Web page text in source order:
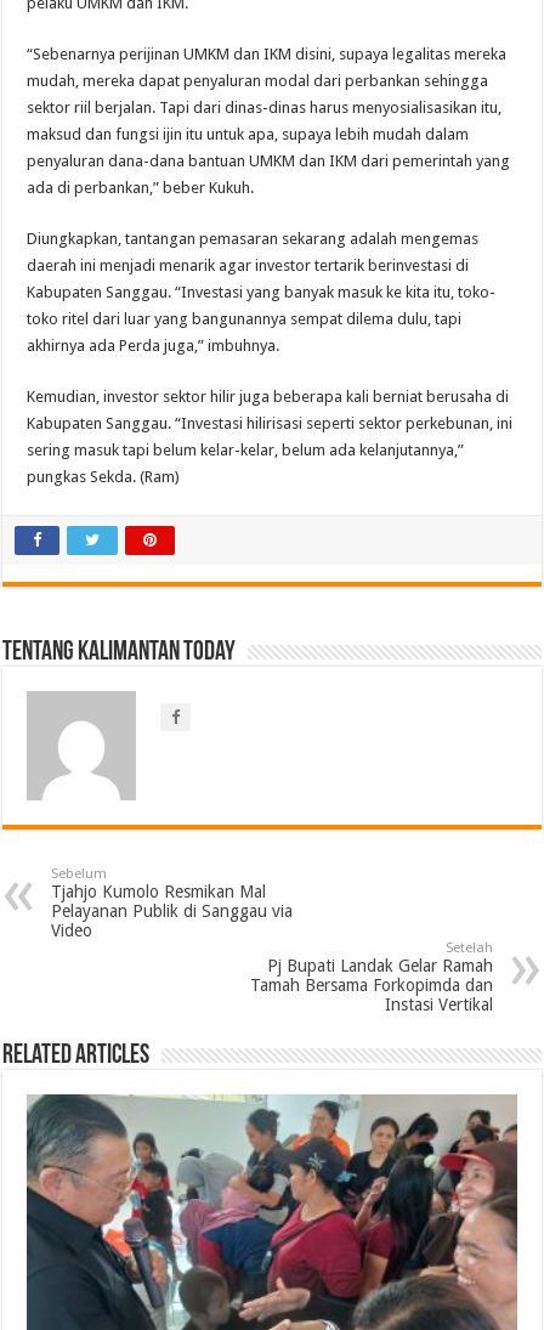
“Sebenarnya perijinan UMKM dan IKM disini, supaya legalitas mereka
mudah, mereka dapat penyaluran modal dari perbankan sehingga
sektor riil berjalan. Tapi dari dinas-dinas harus menyosialisasikan itu,
maksud dan fungsi ijin itu untuk apa, supaya lebih mudah dalam
penyaluran dana-dana bantuan UMKM dan IKM dari pemerintah yang
ada di perbankan,” beber Kukuh.
Diungkapkan, tantangan pemasaran sekarang adalah mengemas
daerah ini menjadi menarik agar investor tertarik berinvestasi di
Kabupaten Sanggau. “Investasi yang banyak masuk ke kita itu, toko-
toko ritel dari luar yang bangunannya sempat dilema dulu, tapi
akhirnya ada Perda juga,” imbuhnya.
Kemudian, investor sektor hilir juga beberapa kali berniat berusaha di
Kabupaten Sanggau. “Investasi hilirisasi seperti sektor perkebunan, ini
sering masuk tapi belum kelar-kelar, belum ada kelanjutannya,”
pungkas Sekda. (Ram)
Tentang Kalimantan Today
Sebelum
Tjahjo Kumolo Resmikan Mal
Pelayanan Publik di Sanggau via
Video
Setelah
Pj Bupati Landak Gelar Ramah
Tamah Bersama Forkopimda dan
Instasi Vertikal
Related Articles